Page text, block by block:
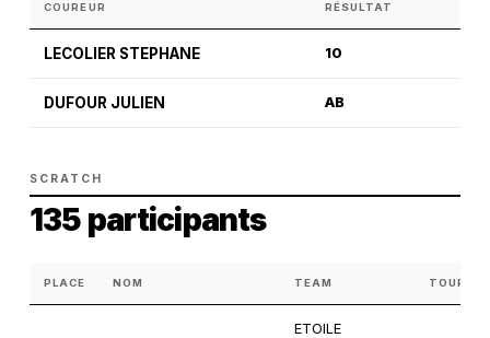
COUREUR RÉSULTAT
LECOLIER STEPHANE 10
DUFOUR JULIEN AB
SCRATCH
135 participants
PLACE NOM TEAM TOURS
ETOILE